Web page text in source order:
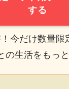
する
今だけ数量限
の生活をもっ